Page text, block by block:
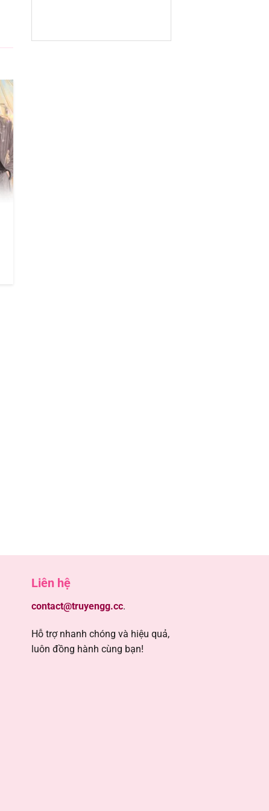
Liên hệ
contact@truyengg.cc.
Hỗ trợ nhanh chóng và hiệu quả,
luôn đồng hành cùng bạn!